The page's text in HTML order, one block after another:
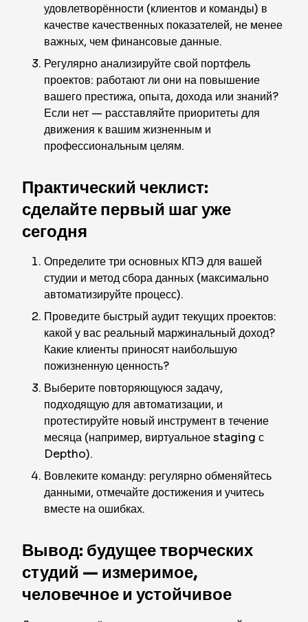
удовлетворённости (клиентов и команды) в
качестве качественных показателей, не менее
важных, чем финансовые данные.
Регулярно анализируйте свой портфель
проектов: работают ли они на повышение
вашего престижа, опыта, дохода или знаний?
Если нет — расставляйте приоритеты для
движения к вашим жизненным и
профессиональным целям.
Практический чеклист:
сделайте первый шаг уже
сегодня
Определите три основных КПЭ для вашей
студии и метод сбора данных (максимально
автоматизируйте процесс).
Проведите быстрый аудит текущих проектов:
какой у вас реальный маржинальный доход?
Какие клиенты приносят наибольшую
пожизненную ценность?
Выберите повторяющуюся задачу,
подходящую для автоматизации, и
протестируйте новый инструмент в течение
месяца (например, виртуальное staging с
Deptho).
Вовлеките команду: регулярно обменяйтесь
данными, отмечайте достижения и учитесь
вместе на ошибках.
Вывод: будущее творческих
студий — измеримое,
человечное и устойчивое